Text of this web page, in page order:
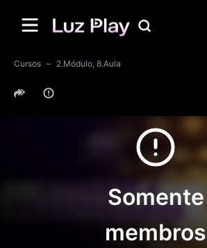
Cursos 2.Módulo, 8.Aula
Somente
membros